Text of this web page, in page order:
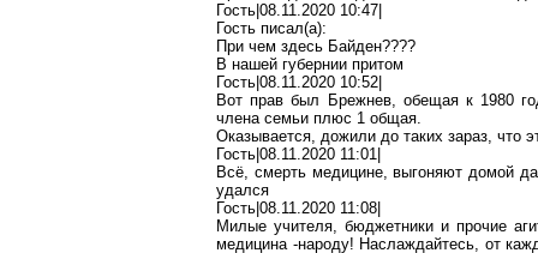
Гость|08.11.2020 10:47|
Гость писал(a):
При чем здесь Байден????
В нашей губернии притом
Гость|08.11.2020 10:52|
Вот прав был Брежнев, обещая к 1980
члена семьи плюс 1 общая.
Оказывается, дожили до таких зараз, что
Гость|08.11.2020 11:01|
Всё, смерть медицине,выгоняют домой
удался
Гость|08.11.2020 11:08|
Милые учителя, бюджетники и прочие
медицина -народу! Наслаждайтесь, от